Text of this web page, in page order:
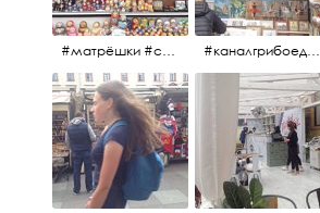
#матрёшки #сувениры #вернисаж #каналгрибоедова #санктпетербург #вернисаж #